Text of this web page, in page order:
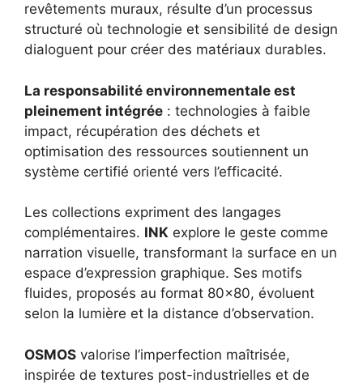
revêtements muraux, résulte d’un processus
structuré où technologie et sensibilité de design
dialoguent pour créer des matériaux durables.
La responsabilité environnementale est
pleinement intégrée : technologies à faible
impact, récupération des déchets et
optimisation des ressources soutiennent un
système certifié orienté vers l’efficacité.
Les collections expriment des langages
complémentaires. INK explore le geste comme
narration visuelle, transformant la surface en un
espace d’expression graphique. Ses motifs
fluides, proposés au format 80×80, évoluent
selon la lumière et la distance d’observation.
OSMOS valorise l’imperfection maîtrisée,
inspirée de textures post-industrielles et de